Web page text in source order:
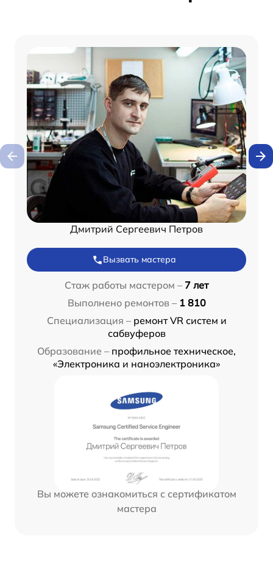
Дмитрий Сергеевич Петров
Вызвать мастера
Стаж работы мастером – 7 лет
Выполнено ремонтов – 1 810
Специализация – ремонт VR систем и
сабвуферов
Образование – профильное техническое,
«Электроника и наноэлектроника»
Вы можете ознакомиться с сертификатом
мастера